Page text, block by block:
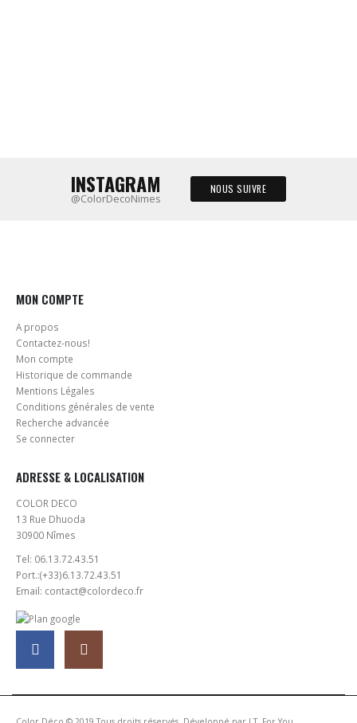
INSTAGRAM
@ColorDecoNimes
NOUS SUIVRE
MON COMPTE
A propos
Contactez-nous!
Mon compte
Historique de commande
Mentions Légales
Conditions générales de vente
Recherche advancée
Se connecter
ADRESSE & LOCALISATION
COLOR DECO
13 Rue Dhuoda
30900 Nîmes
Tel: 06.13.72.43.51
Port.:(+33)6.13.72.43.51
Email: contact@colordeco.fr